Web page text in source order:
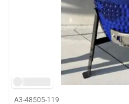
A3-48505-119